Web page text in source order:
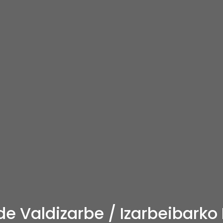
Valdizarbe /